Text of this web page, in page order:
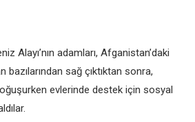
Alayı’nın adamları, Afganistan’daki
bazılarından sağ çıktıktan sonra,
evlerinde destek için sosyal